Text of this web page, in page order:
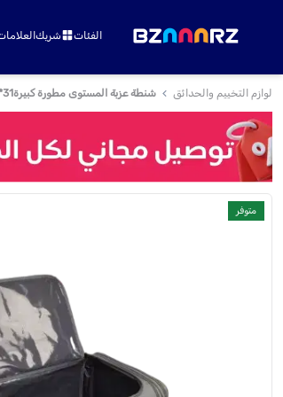
الفئات شريك
لوازم التخييم والحدائق شنطة عزبة المستوى مطورة كبيرة31*36*55-رصاصي1065DNC
متوفر